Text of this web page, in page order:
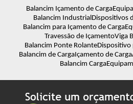
Balancim Içamento de Carga
Balancim IndustrialDispositivos
Balancim para Içamento de Carga
Travessão de IçamentoViga
Balancim Ponte RolanteDispositivo
Balancim de CargaIçamento de Carga
Balancim Carga